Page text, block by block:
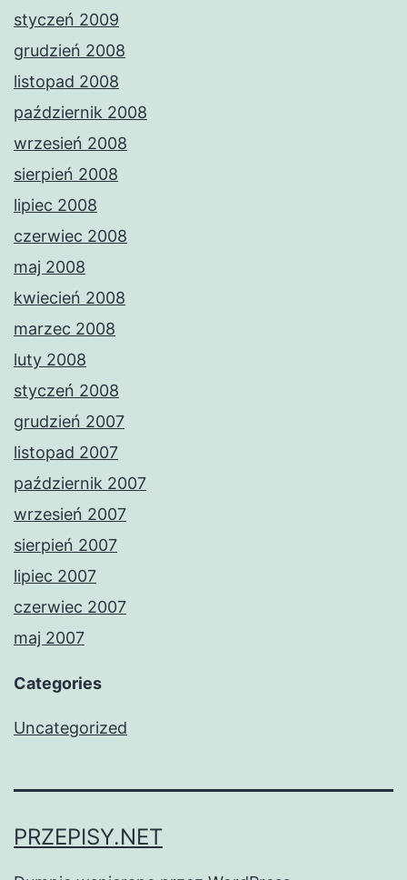
styczeń 2009
grudzień 2008
listopad 2008
październik 2008
wrzesień 2008
sierpień 2008
lipiec 2008
czerwiec 2008
maj 2008
kwiecień 2008
marzec 2008
luty 2008
styczeń 2008
grudzień 2007
listopad 2007
październik 2007
wrzesień 2007
sierpień 2007
lipiec 2007
czerwiec 2007
maj 2007
Categories
Uncategorized
PRZEPISY.NET